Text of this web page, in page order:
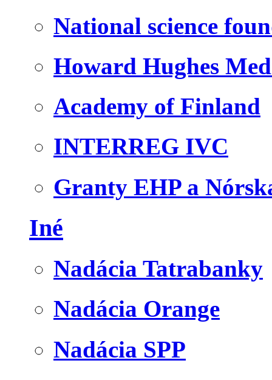
National science
Howard Hughes
Academy of Finland
INTERREG IVC
Granty EHP a
Iné
Nadácia Tatrabanky
Nadácia Orange
Nadácia SPP